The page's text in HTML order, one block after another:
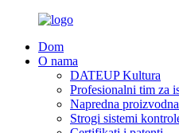
Dom
O nama
DATEUP Kultura
Profesionalni tim za
Napredna
Strogi sistemi